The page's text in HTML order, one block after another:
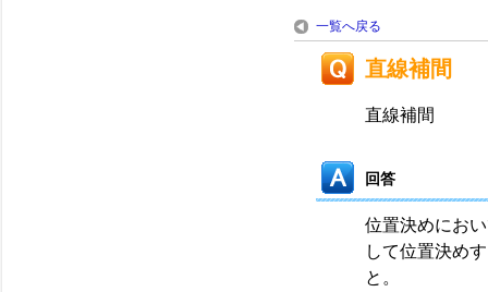
一覧へ戻る
直線補間
直線補間
回答
位置決めにお
して位置決め
と。